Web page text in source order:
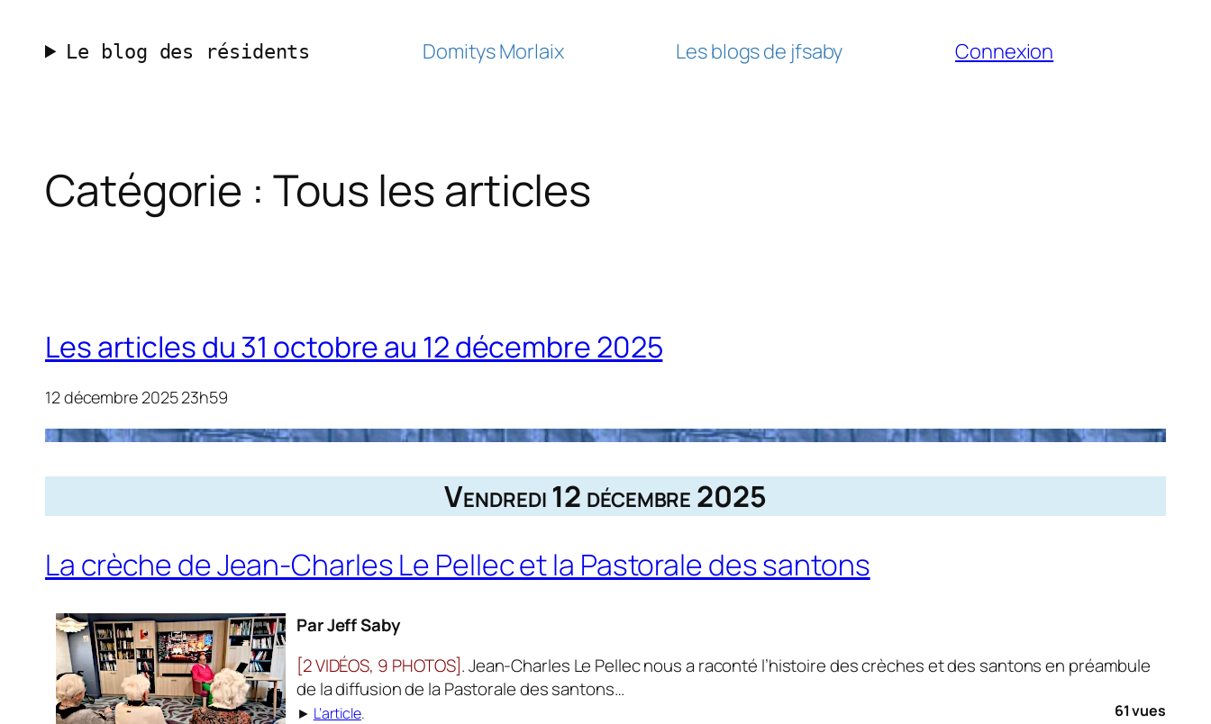
contenu
Le blog des résidents Domitys Morlaix Les blogs de jfsaby Connexion
Catégorie : Tous les articles
Les articles du 31 octobre au 12 décembre 2025
12 décembre 2025 23h59
Vendredi 12 décembre 2025
La crèche de Jean-Charles Le Pellec et la Pastorale des santons
Par Jeff Saby
[2 VIDÉOS, 9 PHOTOS]. Jean-Charles Le Pellec nous a raconté l’histoire des crèches et des santons en préambule
de la diffusion de la Pastorale des santons…
► L’article. 61 vues